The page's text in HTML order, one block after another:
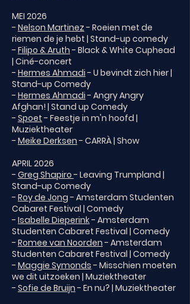
MEI 2026
- Nelson Martinez - Roeien met de
riemen de je hebt | Stand-up comedy
- Filipo & Aruth - Black & White Cuphead
| Ciné-concert
- Hermes Ahmadi - U bevindt zich hier |
Stand-up Comedy
- Hermes Ahmadi - Angry Angry
Afghan! | Stand up Comedy
- Spoet - Feestje in m'n hoofd |
Muziektheater
- Meike Derksen - CARRÀ | Show
APRIL 2026
- Greg Shapiro - Leaving Trumpland |
Stand-up Comedy
- Roy de Jong - Amsterdam Studenten
Cabaret Festival | Comedy
- Isabelle Dieperink- Amsterdam
Studenten Cabaret Festival | Comedy
- Romee van Noorden - Amsterdam
Studenten Cabaret Festival | Comedy
- Maggie Symonds - Misschien moeten
we dit uitzoeken | Muziektheater
- Sofie de Bruijn - En nu? | Muziektheater